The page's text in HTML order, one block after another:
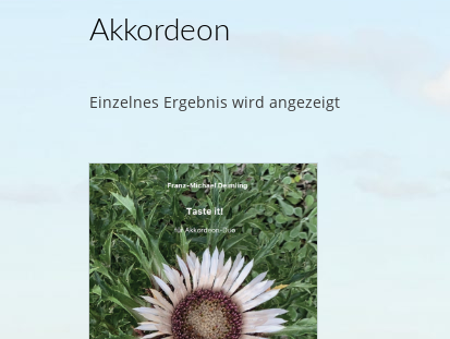
Akkordeon
Einzelnes Ergebnis wird angezeigt